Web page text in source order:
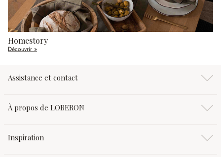
Homestory
Découvrir »
Assistance et contact
À propos de LOBERON
Inspiration